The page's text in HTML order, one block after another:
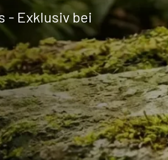
- Exklusiv bei